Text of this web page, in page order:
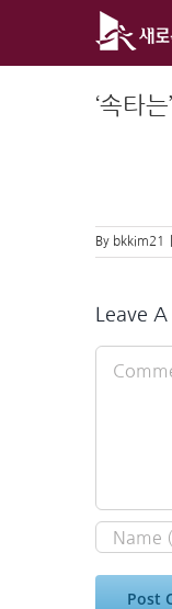
‘속타
By bkkim21
Leave